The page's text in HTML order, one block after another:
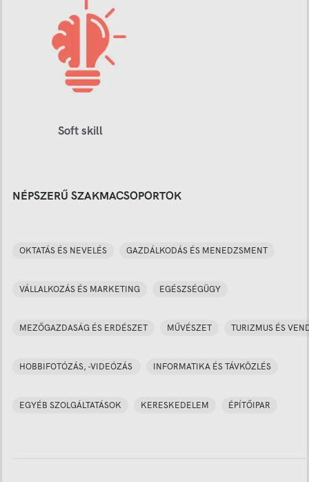
Soft skill
NÉPSZERŰ SZAKMACSOPORTOK
OKTATÁS ÉS NEVELÉS GAZDÁLKODÁS ÉS MENEDZSMENT
VÁLLALKOZÁS ÉS MARKETING EGÉSZSÉGÜGY
MEZŐGAZDASÁG ÉS ERDÉSZET MŰVÉSZET TURIZMUS ÉS
HOBBIFOTÓZÁS, -VIDEÓZÁS INFORMATIKA ÉS TÁVKÖZLÉS
EGYÉB SZOLGÁLTATÁSOK KERESKEDELEM ÉPÍTŐIPAR